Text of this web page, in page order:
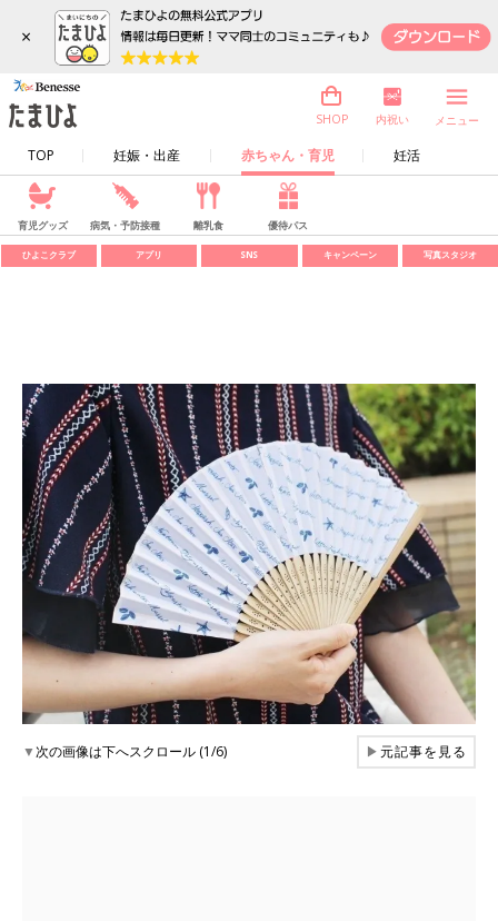
×
TOP 妊娠・出産 赤ちゃん・育児 妊活
SHOP 内祝い メニュー
育児グッズ 病気・予防接種 離乳食 優待パス
ひよこクラブ アプリ SNS キャンペーン 写真スタジオ
▼次の画像は下へスクロール (1/6) ▶元記事を見る